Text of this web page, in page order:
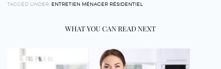
TAGGED UNDER: ENTRETIEN MÉNAGER RÉSIDENTIEL
WHAT YOU CAN READ NEXT